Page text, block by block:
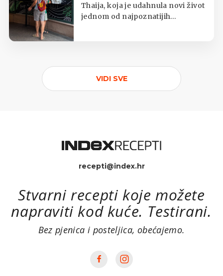
Thaija, koja je udahnula novi život
jednom od najpoznatijih
VIDI SVE
recepti@index.hr
Stvarni recepti koje možete
napraviti kod kuće. Testirani.
Bez pjenica i posteljica, obećajemo.